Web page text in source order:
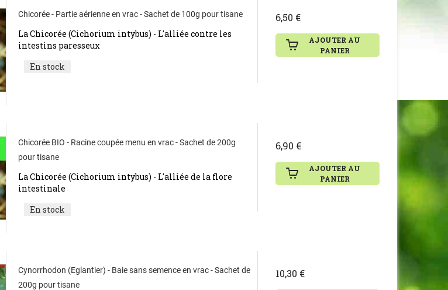
Chicorée - Partie aérienne en vrac - Sachet de 100g pour tisane
La Chicorée (Cichorium intybus) - L'alliée contre les
intestins paresseux
En stock
6,50 €
AJOUTER AU
PANIER
Chicorée BIO - Racine coupée menu en vrac - Sachet de 200g
pour tisane
La Chicorée (Cichorium intybus) - L'alliée de la flore
intestinale
En stock
6,90 €
AJOUTER AU
PANIER
Cynorrhodon (Eglantier) - Baie sans semence en vrac - Sachet de
200g pour tisane
10,30 €